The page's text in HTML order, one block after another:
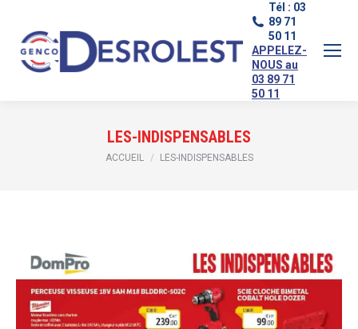
Tél : 03
89 71
50 11
APPELEZ-
NOUS au
03 89 71
50 11
LES-INDISPENSABLES
Vous êtes ici :
ACCUEIL LES-INDISPENSABLES